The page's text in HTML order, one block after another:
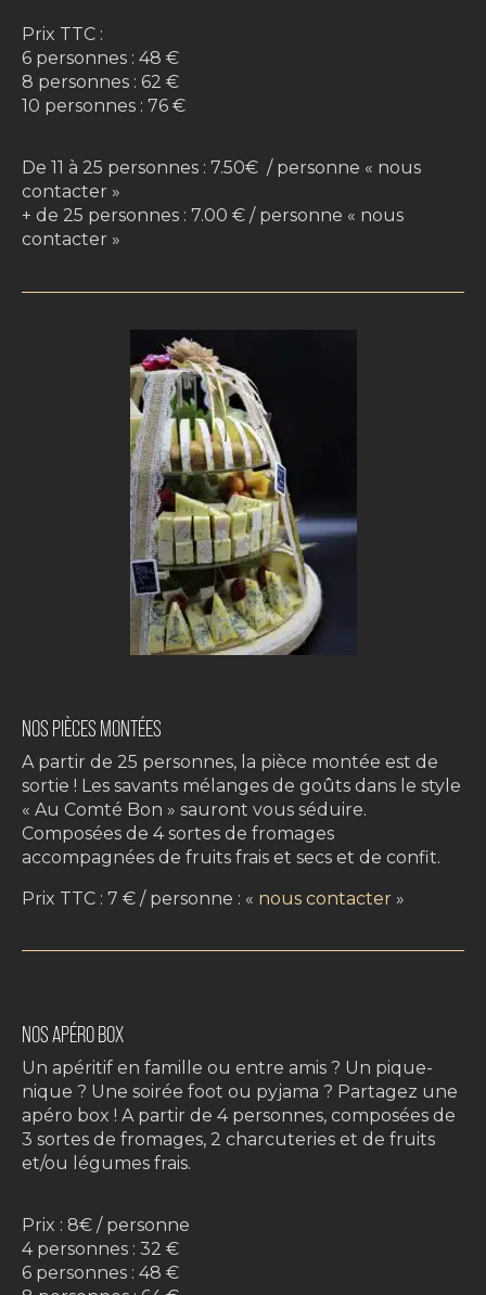
Prix TTC :
6 personnes : 48 €
8 personnes : 62 €
10 personnes : 76 €
De 11 à 25 personnes : 7.50€ / personne « nous
contacter »
+ de 25 personnes : 7.00 € / personne « nous
contacter »
NOS PIÈCES MONTÉES
A partir de 25 personnes, la pièce montée est de
sortie ! Les savants mélanges de goûts dans le style
« Au Comté Bon » sauront vous séduire.
Composées de 4 sortes de fromages
accompagnées de fruits frais et secs et de confit.
Prix TTC : 7 € / personne : « nous contacter »
NOS APÉRO BOX
Un apéritif en famille ou entre amis ? Un pique-
nique ? Une soirée foot ou pyjama ? Partagez une
apéro box ! A partir de 4 personnes, composées de
3 sortes de fromages, 2 charcuteries et de fruits
et/ou légumes frais.
Prix : 8€ / personne
4 personnes : 32 €
6 personnes : 48 €